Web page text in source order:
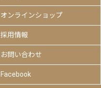
オンラインショップ
採用情報
お問い合わせ
Facebook